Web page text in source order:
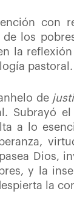
con
los
la
pastoral.
de
Subrayó
a lo
Dios,
y la
la